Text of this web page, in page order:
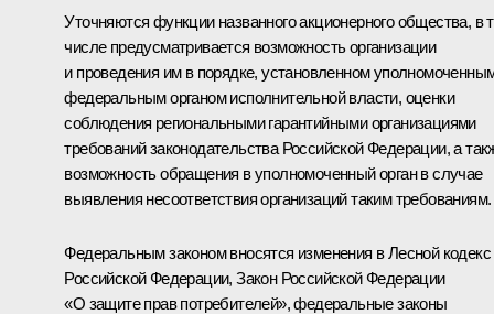
Уточняются функции названного акционерного общества, в
числе предусматривается возможность организации
и проведения им в порядке, установленном
федеральным органом исполнительной власти, оценки
соблюдения региональными гарантийными организациями
требований законодательства Российской Федерации, а
возможность обращения в уполномоченный орган в случае
выявления несоответствия организаций таким требованиям.
Федеральным законом вносятся изменения в Лесной кодекс
Российской Федерации, Закон Российской Федерации
«О защите прав потребителей», федеральные законы